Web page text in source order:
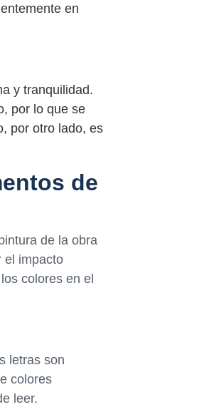
en
y tranquilidad.
por lo que se
por otro lado, es
de
de la obra
el impacto
colores en el
letras son
colores
leer.